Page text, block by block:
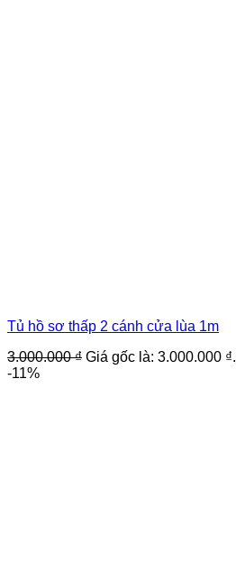
Tủ hồ sơ thấp 2 cánh cửa lùa 1m
3.000.000₫ Giá gốc là: 3.000.000 ₫.
-11%